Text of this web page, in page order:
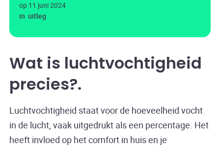
op 11 juni 2024
in uitleg
Wat is luchtvochtigheid
precies?
Luchtvochtigheid staat voor de hoeveelheid vocht
in de lucht, vaak uitgedrukt als een percentage. Het
heeft invloed op het comfort in huis en je